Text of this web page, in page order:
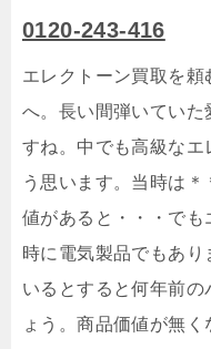
0120-243-416
エレクトーン買取を
へ。長い間弾いていた
すね。中でも高級なエ
う思います。当時は
値があると・・・でも
時に電気製品でもあり
いるとすると何年前の
ょう。商品価値が無